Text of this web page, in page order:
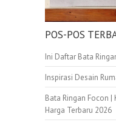
POS-POS
Ini Daftar Bata
Inspirasi Desain
Bata Ringan Focon |
Harga Terbaru 2026